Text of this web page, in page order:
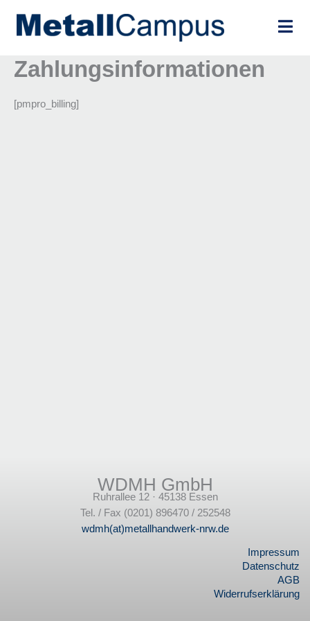
Inhalt
springen
Zahlungsinformationen
[pmpro_billing]
WDMH GmbH
Ruhrallee 12 · 45138 Essen
Tel. / Fax (0201) 896470 / 252548
wdmh(at)metallhandwerk-nrw.de
Impressum
Datenschutz
AGB
Widerrufserklärung